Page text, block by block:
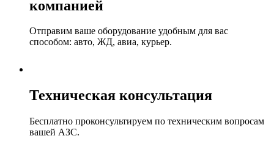
компанией
Отправим ваше оборудование удобным для вас
способом: авто, ЖД, авиа, курьер.
Техническая консультация
Бесплатно проконсультируем по техническим вопросам
вашей АЗС.